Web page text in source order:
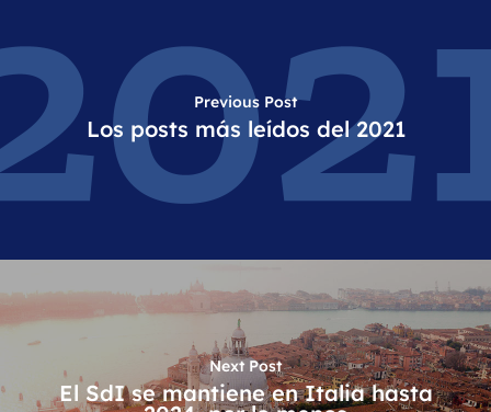
Previous Post
Los posts más leídos del 2021
Next Post
El SdI se mantiene en Italia hasta